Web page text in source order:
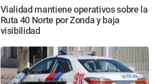
Vialidad mantiene operativos sobre la
Ruta 40 Norte por Zonda y baja
visibilidad